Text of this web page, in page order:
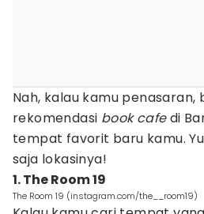
Nah, kalau kamu penasaran,
rekomendasi book cafedi
tempat favorit baru kamu.
saja lokasinya!
1. The Room 19
The Room 19 (instagram.com/the__room19)